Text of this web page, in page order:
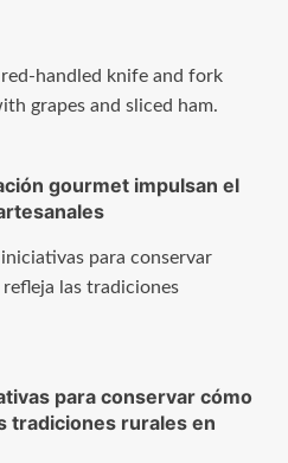
gourmet impulsan el
para conservar cómo
tradiciones rurales en